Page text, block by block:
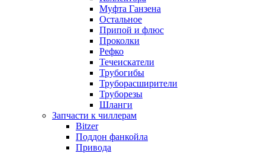
Муфта Ганзена
Остальное
Припой и флюс
Проколки
Рефко
Течеискатели
Трубогибы
Труборасширители
Труборезы
Шланги
Запчасти к чиллерам
Bitzer
Поддон фанкойла
Привода